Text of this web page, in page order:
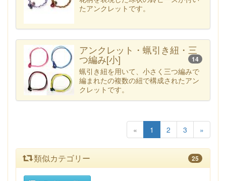
たアンクレットです。
アンクレット・蝋引き紐・三
つ編み[小] 14
蝋引き紐を用いて、小さく三つ編みで
編まれたの複数の紐で構成されたアン
クレットです。
« 1 2 3 »
類似カテゴリー 25